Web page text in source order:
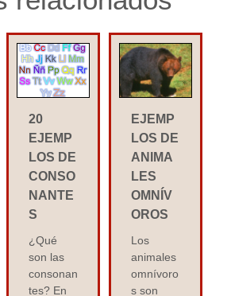
20
EJEMP
LOS DE
CONSO
NANTE
S
¿Qué
son las
consonan
tes? En
EJEMP
LOS DE
ANIMA
LES
OMNÍV
OROS
Los
animales
omnívoro
s son